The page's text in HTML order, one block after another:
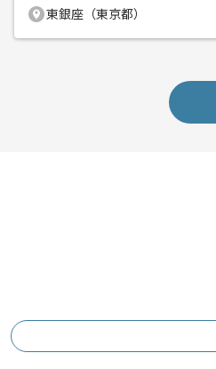
東銀座（東京都）